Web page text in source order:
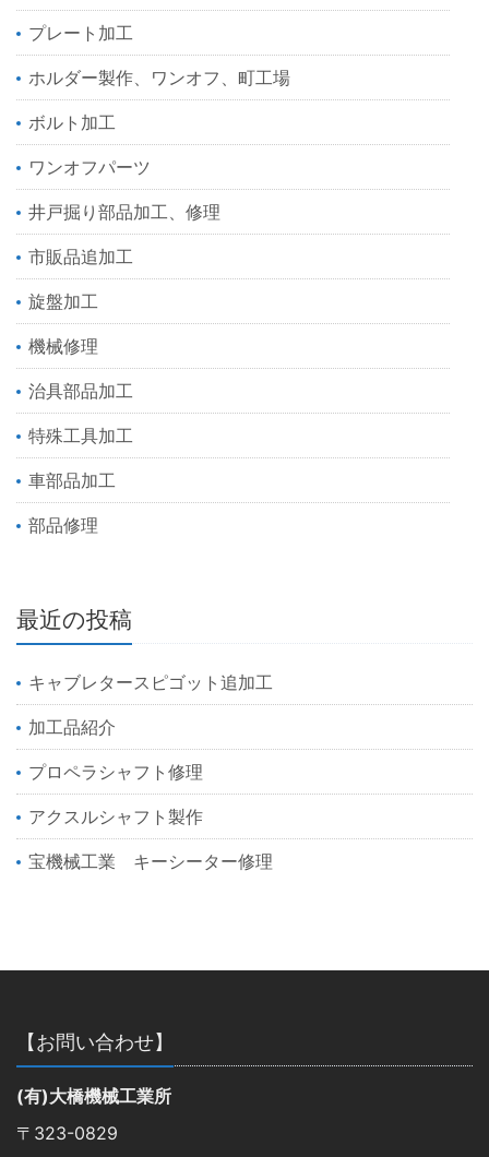
プレート加工
ホルダー製作、ワンオフ、町工場
ボルト加工
ワンオフパーツ
井戸掘り部品加工、修理
市販品追加工
旋盤加工
機械修理
治具部品加工
特殊工具加工
車部品加工
部品修理
最近の投稿
キャブレタースピゴット追加工
加工品紹介
プロペラシャフト修理
アクスルシャフト製作
宝機械工業 キーシーター修理
【お問い合わせ】
(有)大橋機械工業所
〒323-0829